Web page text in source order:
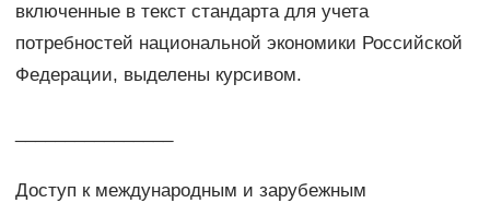
включенные в текст стандарта для учета
потребностей национальной экономики Российской
Федерации, выделены курсивом.
Доступ к международным и зарубежным